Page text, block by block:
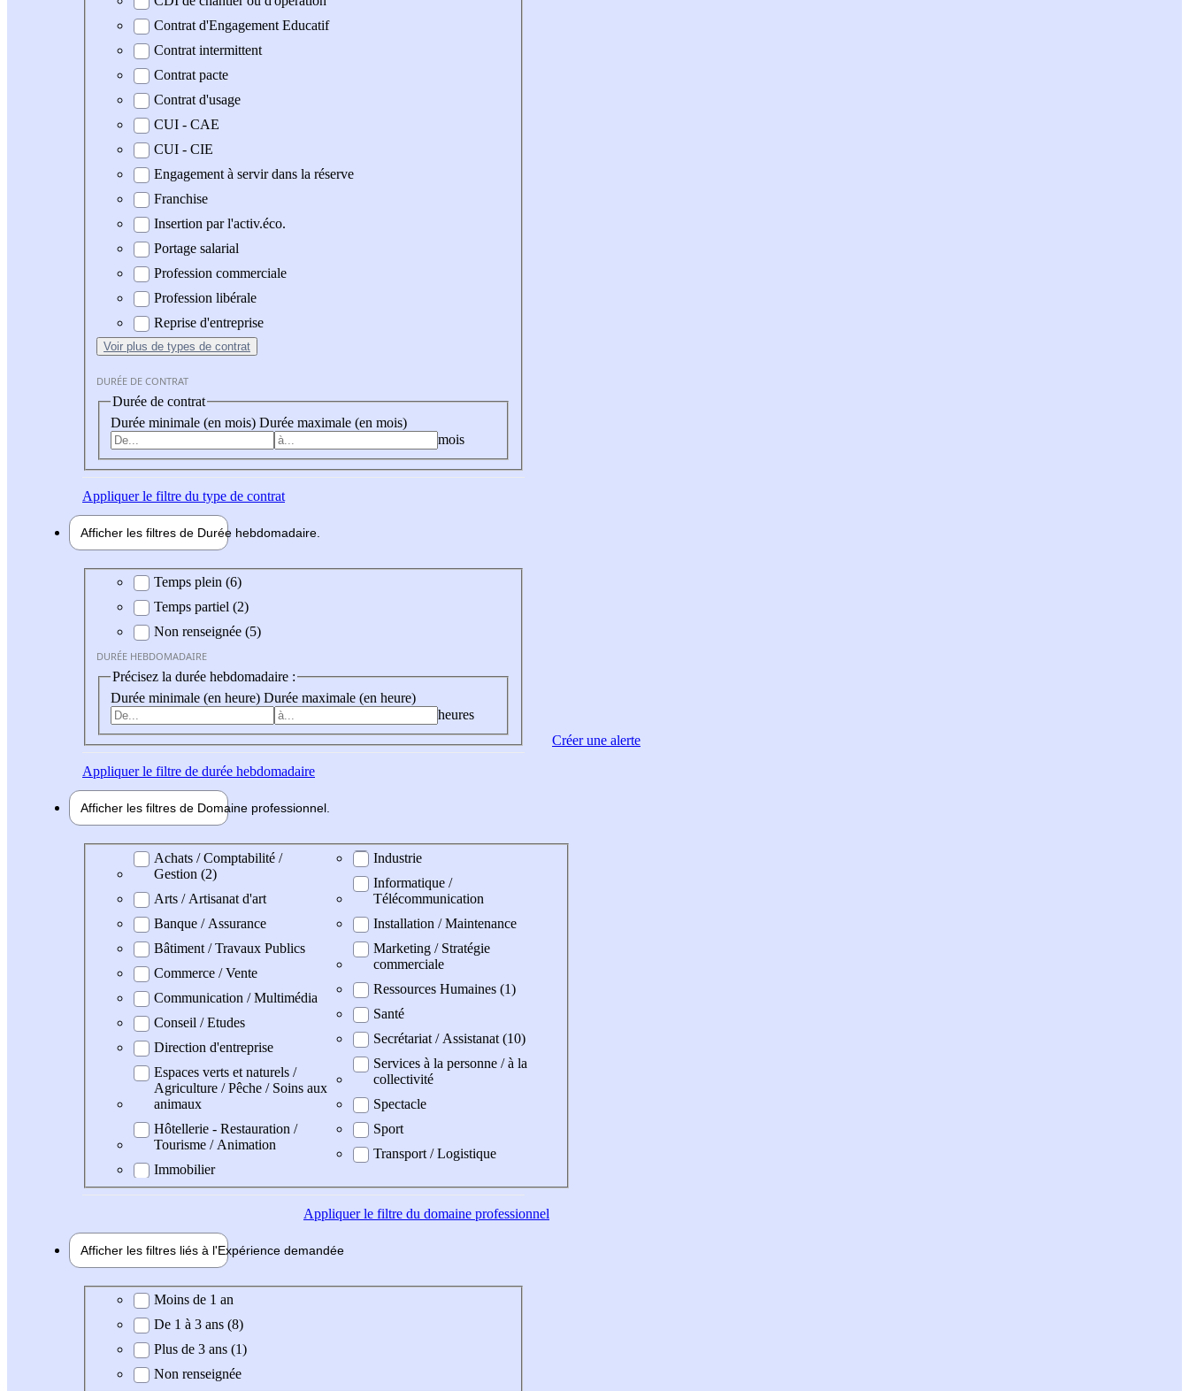
Contrat d'Engagement Educatif
Contrat intermittent
Contrat pacte
Contrat d'usage
CUI - CAE
CUI - CIE
Engagement à servir dans la réserve
Franchise
Insertion par l'activ.éco.
Portage salarial
Profession commerciale
Profession libérale
Reprise d'entreprise
Voir plus de types de contrat
DURÉE DE CONTRAT
Durée de contrat
Durée minimale (en mois) Durée maximale (en mois)
mois
Appliquerle filtre du type de contrat
Afficher les filtres de Durée hebdomadaire
Durée hebdomadaire
Temps plein (6)
Temps partiel (2)
Non renseignée (5)
DURÉE HEBDOMADAIRE
Précisez la durée hebdomadaire :
Durée minimale (en heure) Durée maximale (en heure)
heures
Appliquerle filtre de durée hebdomadaire
Afficher les filtres de Domaine professionnel
Domaine professionel
Achats / Comptabilité /
Gestion (2)
Arts / Artisanat d'art
Banque / Assurance
Bâtiment / Travaux Publics
Commerce / Vente
Communication / Multimédia
Conseil / Etudes
Direction d'entreprise
Espaces verts et naturels /
Agriculture / Pêche / Soins aux
animaux
Hôtellerie - Restauration /
Tourisme / Animation
Immobilier
Industrie
Informatique /
Télécommunication
Installation / Maintenance
Marketing / Stratégie
commerciale
Ressources Humaines (1)
Santé
Secrétariat / Assistanat (10)
Services à la personne / à la
collectivité
Spectacle
Sport
Transport / Logistique
Appliquerle filtre du domaine professionnel
Afficher les filtres liés à l'Expérience demandée
Expérience demandée
Moins de 1 an
De 1 à 3 ans (8)
Plus de 3 ans (1)
Non renseignée
Créer une alerte